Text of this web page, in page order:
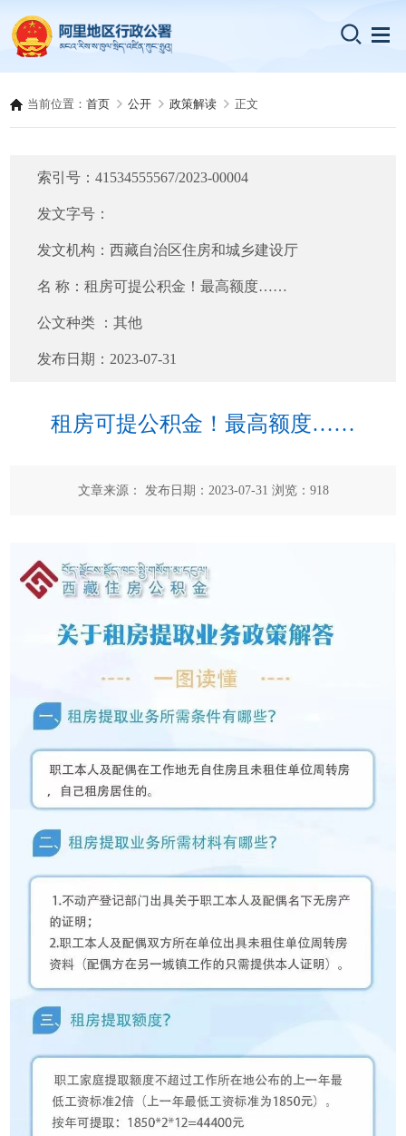
当前位置：首页 公开 政策解读 正文
索引号：41534555567/2023-00004
发文字号：
发文机构：西藏自治区住房和城乡建设厅
名 称：租房可提公积金！最高额度……
公文种类 ：其他
发布日期： 2023-07-31
租房可提公积金！最高额度……
文章来源： 发布日期：2023-07-31 浏览： 918